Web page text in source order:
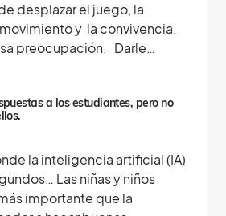
desplazar el juego, la
y la convivencia.
preocupación. Darle…
a los estudiantes, pero no
la inteligencia artificial (IA)
Las niñas y niños
importante que la